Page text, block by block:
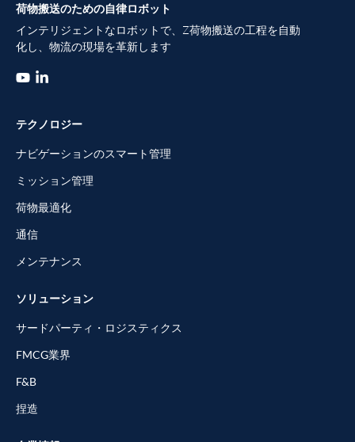
荷物搬送のための自律ロボット
インテリジェントなロボットで、Z荷物搬送の工程を自動
化し、物流の現場を革新します
テクノロジー
ナビゲーションのスマート管理
ミッション管理
荷物最適化
通信
メンテナンス
ソリューション
サードパーティ・ロジスティクス
FMCG業界
F&B
捏造